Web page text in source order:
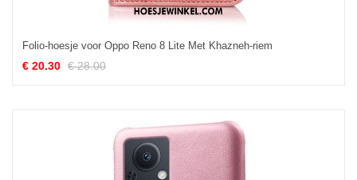
Folio-hoesje voor Oppo Reno 8 Lite Met Khazneh-riem
€ 20.30 € 28.00